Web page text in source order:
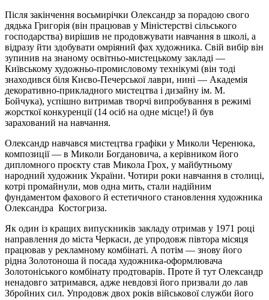
Після закінчення восьмирічки Олександр за порадою свого
дядька Григорія (він працював у Міністерстві сільського
господарства) вирішив не продовжувати навчання в школі, а
відразу йти здобувати омріяний фах художника. Свій вибір він
зупинив на знаному освітньо-мистецькому закладі —
Київському художньо-промисловому технікумі (він тоді
знаходився біля Києво-Печерської лаври, нині — Академія
декоративно-прикладного мистецтва і дизайну ім. М.
Бойчука), успішно витримав творчі випробування в режимі
жорсткої конкуренції (14 осіб на одне місце!) й був
зарахований на навчання.
Олександр навчався мистецтва графіки у Миколи Черенюка,
композиції — в Миколи Богдановича, а керівником його
дипломного проєкту став Микола Грох, у майбутньому
народний художник України. Чотири роки навчання в столиці,
котрі промайнули, мов одна мить, стали надійним
фундаментом фахового й естетичного становлення художника
Олександра Костогриза.
Як один із кращих випускників закладу отримав у 1971 році
направлення до міста Черкаси, де упродовж півтора місяця
працював у рекламному комбінаті. А потім — знову його
рідна Золотоноша й посада художника-оформлювача
Золотоніського комбінату продтоварів. Проте й тут Олександр
ненадовго затримався, адже невдовзі його призвали до лав
Збройних сил. Упродовж двох років військової служби його